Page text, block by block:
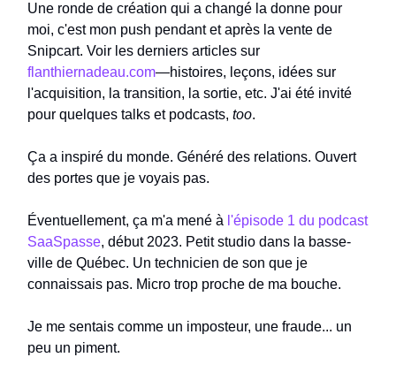
Une ronde de création qui a changé la donne pour
moi, c'est mon push pendant et après la vente de
Snipcart. Voir les derniers articles sur
flanthiernadeau.com—histoires, leçons, idées sur
l'acquisition, la transition, la sortie, etc. J'ai été invité
pour quelques talks et podcasts, too.
Ça a inspiré du monde. Généré des relations. Ouvert
des portes que je voyais pas.
Éventuellement, ça m'a mené à l'épisode 1 du podcast
SaaSpasse, début 2023. Petit studio dans la basse-
ville de Québec. Un technicien de son que je
connaissais pas. Micro trop proche de ma bouche.
Je me sentais comme un imposteur, une fraude... un
peu un piment.